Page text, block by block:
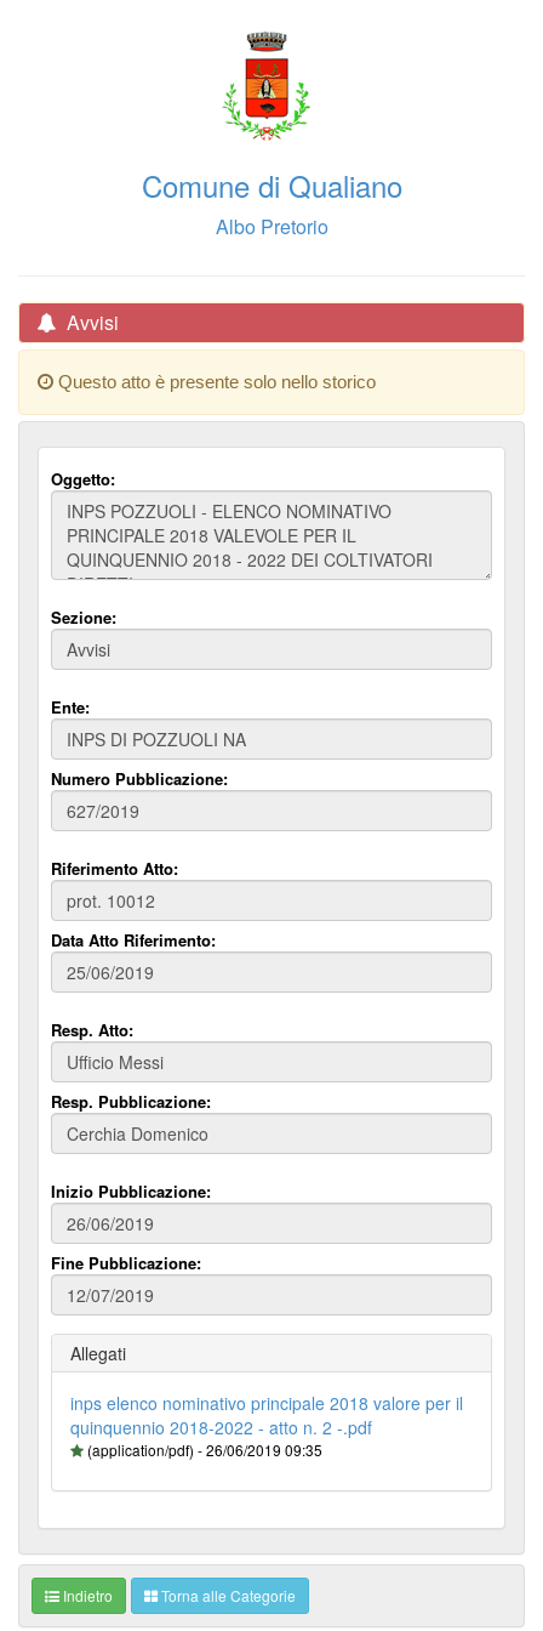
Comune di Qualiano
Albo Pretorio
Avvisi
Questo atto è presente solo nello storico
Oggetto:
Sezione:
Ente:
Numero Pubblicazione:
Riferimento Atto:
Data Atto Riferimento:
Resp. Atto:
Resp. Pubblicazione:
Inizio Pubblicazione:
Fine Pubblicazione:
Allegati
inps elenco nominativo principale 2018 valore per il
quinquennio 2018-2022 - atto n. 2 -.pdf
(application/pdf) - 26/06/2019 09:35
Indietro Torna alle Categorie